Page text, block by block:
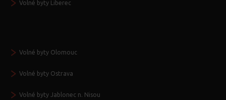
Volné byty Liberec
Volné byty Olomouc
Volné byty Ostrava
Volné byty Jablonec n. Nisou